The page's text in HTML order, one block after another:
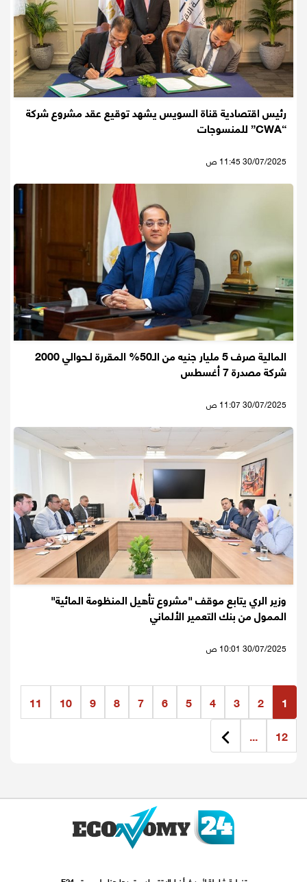
رئيس اقتصادية قناة السويس يشهد توقيع عقد مشروع شركة
“CWA” للمنسوجات
30/07/2025 11:45 ص
المالية صرف 5 مليار جنيه من الـ50% المقررة لـحوالي 2000
شركة مصدرة 7 أغسطس
30/07/2025 11:07 ص
وزير الري يتابع موقف "مشروع تأهيل المنظومة المائية"
الممول من بنك التعمير الألماني
30/07/2025 10:01 ص
1
2
3
4
5
6
7
8
9
10
11
12
...